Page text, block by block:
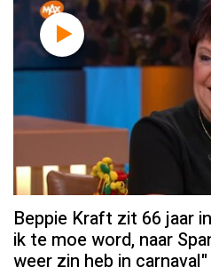
Beppie Kraft zit 66 jaar
ik te moe word, naar
weer zin heb in carnaval"